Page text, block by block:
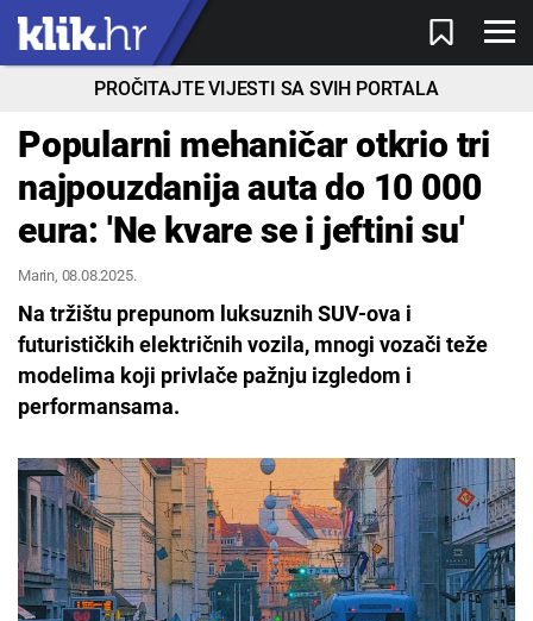
PROČITAJTE VIJESTI SA SVIH PORTALA
Popularni mehaničar otkrio tri
najpouzdanija auta do 10 000
eura: 'Ne kvare se i jeftini su'
Marin, 08.08.2025.
Na tržištu prepunom luksuznih SUV-ova i
futurističkih električnih vozila, mnogi vozači teže
modelima koji privlače pažnju izgledom i
performansama.